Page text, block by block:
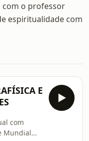
com o professor
espiritualidade com
E
com
Mundial